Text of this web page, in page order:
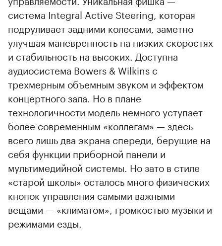
система Integral Active Steering, которая
подруливает задними колесами, заметно
улучшая маневренность на низких скоростях
и стабильность на высоких. Доступна
аудиосистема Bowers & Wilkins с
трехмерным объемным звуком и эффектом
концертного зала. Но в плане
технологичности модель немного уступает
более современным «коллегам» — здесь
всего лишь два экрана спереди, берущие на
себя функции приборной панели и
мультимедийной системы. Но зато в стиле
«старой школы» осталось много физических
кнопок управления самыми важными
вещами — «климатом», громкостью музыки и
режимами езды.